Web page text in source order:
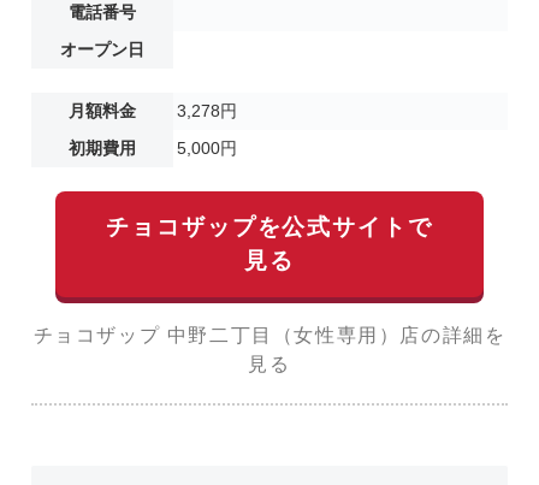
電話番号
オープン日
月額料金
3,278円
初期費用
5,000円
チョコザップを公式サイトで
見る
チョコザップ 中野二丁目（女性専用）店の詳細を
見る